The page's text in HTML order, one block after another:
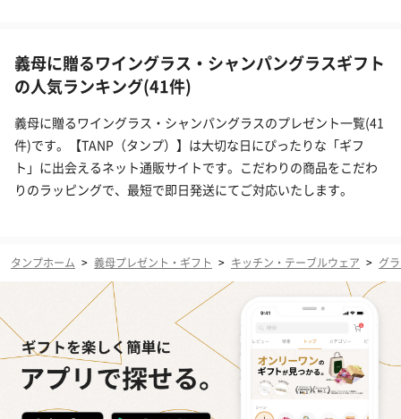
義母に贈るワイングラス・シャンパングラスギフト
の人気ランキング(41件)
義母に贈るワイングラス・シャンパングラスのプレゼント一覧(41
件)です。【TANP（タンプ）】は大切な日にぴったりな「ギフ
ト」に出会えるネット通販サイトです。こだわりの商品をこだわ
りのラッピングで、最短で即日発送にてご対応いたします。
タンプホーム > 義母プレゼント・ギフト > キッチン・テーブルウェア > グ